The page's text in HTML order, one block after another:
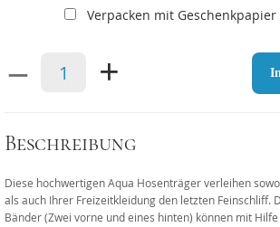
Verpacken mit Geschenkpapier
– +
Beschreibung
Diese hochwertigen Aqua Hosenträger verleihen
als auch Ihrer Freizeitkleidung den letzten Feinschliff.
Bänder (Zwei vorne und eines hinten) können mit